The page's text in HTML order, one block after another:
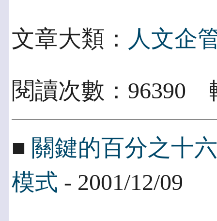
文章大類： 人文企
閱讀次數：96390
■ 關鍵的百分之十
模式 - 2001/12/09